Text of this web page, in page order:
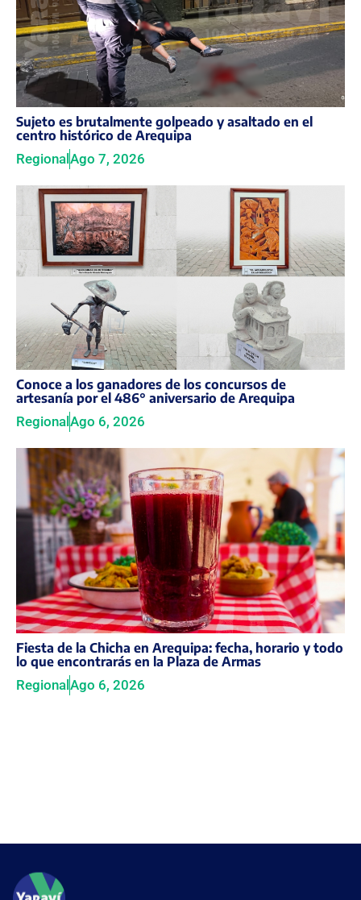
Sujeto es brutalmente golpeado y asaltado en el
centro histórico de Arequipa
RegionalAgo 7, 2026
Conoce a los ganadores de los concursos de
artesanía por el 486° aniversario de Arequipa
Regional Ago 6, 2026
Fiesta de la Chicha en Arequipa: fecha, horario y todo
lo que encontrarás en la Plaza de Armas
RegionalAgo 6, 2026